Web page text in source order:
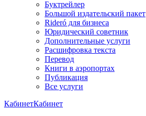
Буктрейлер
Большой издательский пакет
Rideró для бизнеса
Юридический советник
Дополнительные услуги
Расшифровка текста
Перевод
Книги в аэропортах
Публикация
Все услуги
КабинетКабинет